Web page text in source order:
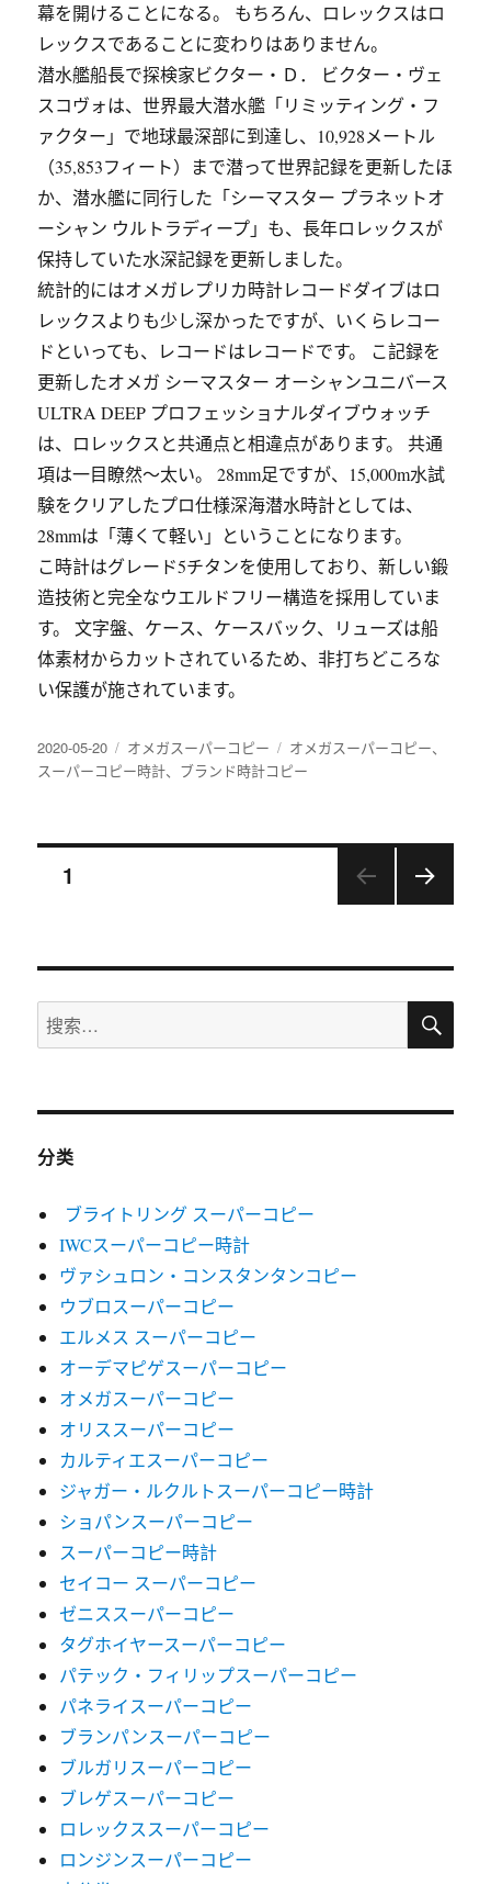
幕を開けることになる。 もちろん、ロレックスはロ
レックスであることに変わりはありません。
潜水艦船長で探検家ビクター・Ｄ． ビクター・ヴェ
スコヴォは、世界最大潜水艦「リミッティング・フ
ァクター」で地球最深部に到達し、10,928メートル
（35,853フィート）まで潜って世界記録を更新したほ
か、潜水艦に同行した「シーマスター プラネットオ
ーシャン ウルトラディープ」も、長年ロレックスが
保持していた水深記録を更新しました。
統計的にはオメガレプリカ時計レコードダイブはロ
レックスよりも少し深かったですが、いくらレコー
ドといっても、レコードはレコードです。 こ記録を
更新したオメガ シーマスター オーシャンユニバース
ULTRA DEEP プロフェッショナルダイブウォッチ
は、ロレックスと共通点と相違点があります。 共通
項は一目瞭然～太い。 28mm足ですが、15,000m水試
験をクリアしたプロ仕様深海潜水時計としては、
28mmは「薄くて軽い」ということになります。
こ時計はグレード5チタンを使用しており、新しい鍛
造技術と完全なウエルドフリー構造を採用していま
す。 文字盤、ケース、ケースバック、リューズは船
体素材からカットされているため、非打ちどころな
い保護が施されています。
发
布
2020-05-20
分
类
オメガスーパーコピー
标
签
オメガスーパーコピー、
スーパーコピー時計、 ブランド時計コピー
文
导
航
1
搜
索：
搜
分类
ブライトリング スーパーコピー
IWCスーパーコピー時計
ヴァシュロン・コンスタンタンコピー
ウブロスーパーコピー
エルメス スーパーコピー
オーデマピゲスーパーコピー
オメガスーパーコピー
オリススーパーコピー
カルティエスーパーコピー
ジャガー・ルクルトスーパーコピー時計
ショパンスーパーコピー
スーパーコピー時計
セイコー スーパーコピー
ゼニススーパーコピー
タグホイヤースーパーコピー
パテック・フィリップスーパーコピー
パネライスーパーコピー
ブランパンスーパーコピー
ブルガリスーパーコピー
ブレゲスーパーコピー
ロレックススーパーコピー
ロンジンスーパーコピー